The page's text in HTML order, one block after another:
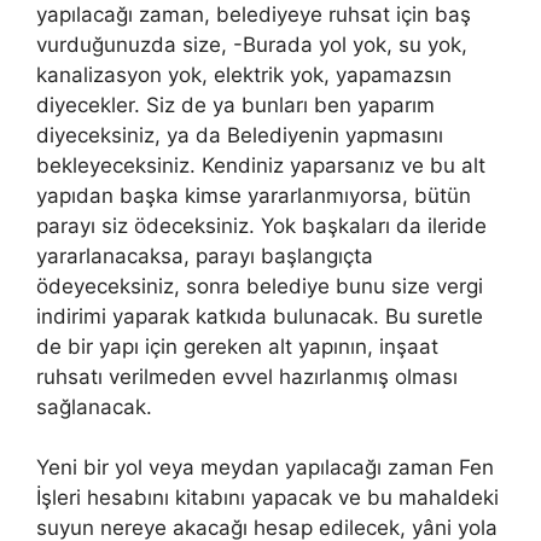
yapılacağı zaman, belediyeye ruhsat için baş
vurduğunuzda size, -Burada yol yok, su yok,
kanalizasyon yok, elektrik yok, yapamazsın
diyecekler. Siz de ya bunları ben yaparım
diyeceksiniz, ya da Belediyenin yapmasını
bekleyeceksiniz. Kendiniz yaparsanız ve bu alt
yapıdan başka kimse yararlanmıyorsa, bütün
parayı siz ödeceksiniz. Yok başkaları da ileride
yararlanacaksa, parayı başlangıçta
ödeyeceksiniz, sonra belediye bunu size vergi
indirimi yaparak katkıda bulunacak. Bu suretle
de bir yapı için gereken alt yapının, inşaat
ruhsatı verilmeden evvel hazırlanmış olması
sağlanacak.
Yeni bir yol veya meydan yapılacağı zaman Fen
İşleri hesabını kitabını yapacak ve bu mahaldeki
suyun nereye akacağı hesap edilecek, yâni yola